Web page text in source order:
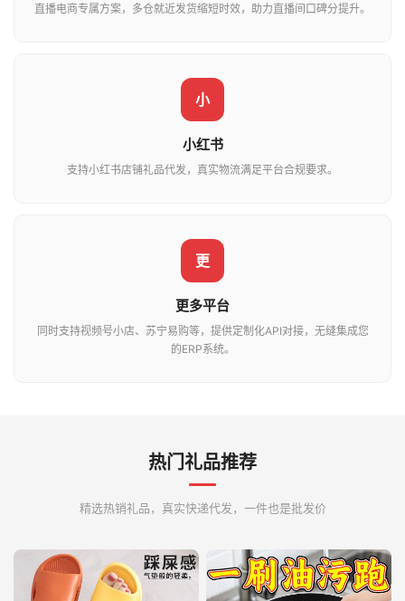
直播电商专属方案，多仓就近发货缩短时效，助力直播间口碑分提升。
小
小红书
支持小红书店铺礼品代发，真实物流满足平台合规要求。
更
更多平台
同时支持视频号小店、苏宁易购等，提供定制化API对接，无缝集成您
的ERP系统。
热门礼品推荐
精选热销礼品，真实快递代发，一件也是批发价